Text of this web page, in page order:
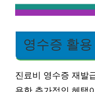
영수증 활
진료비 영수증 재발